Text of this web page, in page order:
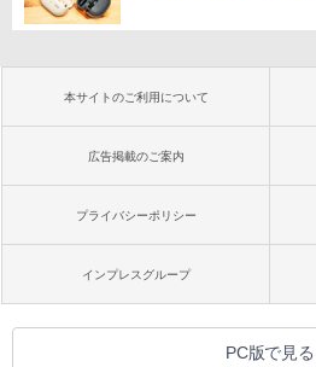
本サイトのご利用について
広告掲載のご案内
プライバシーポリシー
インプレスグループ
PC版で見る